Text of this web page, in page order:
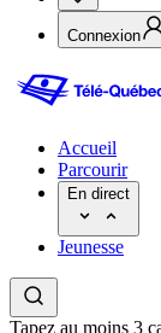
Connexion
Accueil
Parcourir
En direct
Jeunesse
Tapez au moins 3